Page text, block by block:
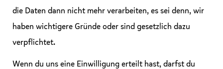
die Daten dann nicht mehr verarbeiten, es sei denn, wir
haben wichtigere Gründe oder sind gesetzlich dazu
verpflichtet.
Wenn du uns eine Einwilligung erteilt hast, darfst du